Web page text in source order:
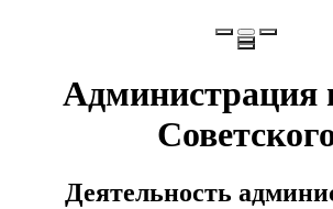
Администрация
Деятельность